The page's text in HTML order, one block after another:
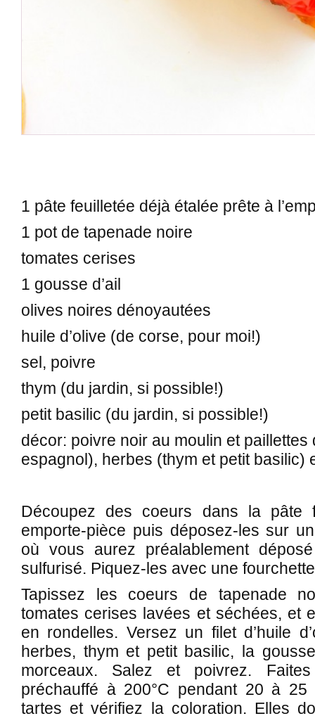
1 pâte feuilletée déjà étalée prête à
1 pot de tapenade noire
tomates cerises
1 gousse d’ail
olives noires dénoyautées
huile d’olive (de corse, pour moi!)
sel, poivre
thym (du jardin, si possible!)
petit basilic (du jardin, si possible!)
décor: poivre noir au moulin et paillettes
espagnol), herbes (thym et petit basilic)
Découpez des coeurs dans la pâte
emporte-pièce puis déposez-les sur
où vous aurez préalablement
sulfurisé. Piquez-les avec une
Tapissez les coeurs de tapenade
tomates cerises lavées et séchées, et
en rondelles. Versez un filet d’huile
herbes, thym et petit basilic, la
morceaux. Salez et poivrez.
préchauffé à 200°C pendant 20 à 25
tartes et vérifiez la coloration. Elles